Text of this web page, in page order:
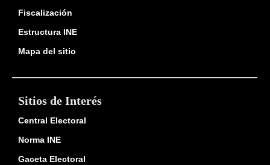
Fiscalización
Estructura INE
Mapa del sitio
Sitios de Interés
Central Electoral
Norma INE
Gaceta Electoral